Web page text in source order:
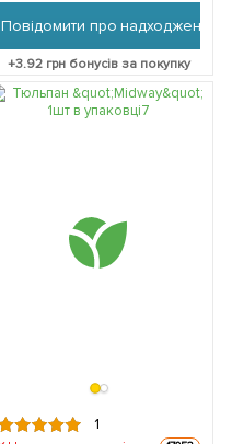
Повідомити про надходження
+3.92 грн бонусів за покупку
1